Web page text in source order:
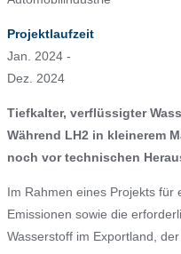
Projektlaufzeit
Jan. 2024 -
Dez. 2024
Tiefkalter, verflüssigter
Während LH2 in kleinerem
noch vor technischen
Im Rahmen eines Projekts für
Emissionen sowie die
Wasserstoff im Exportland,